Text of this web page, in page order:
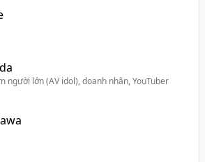
người lớn (AV idol), doanh nhân, YouTuber